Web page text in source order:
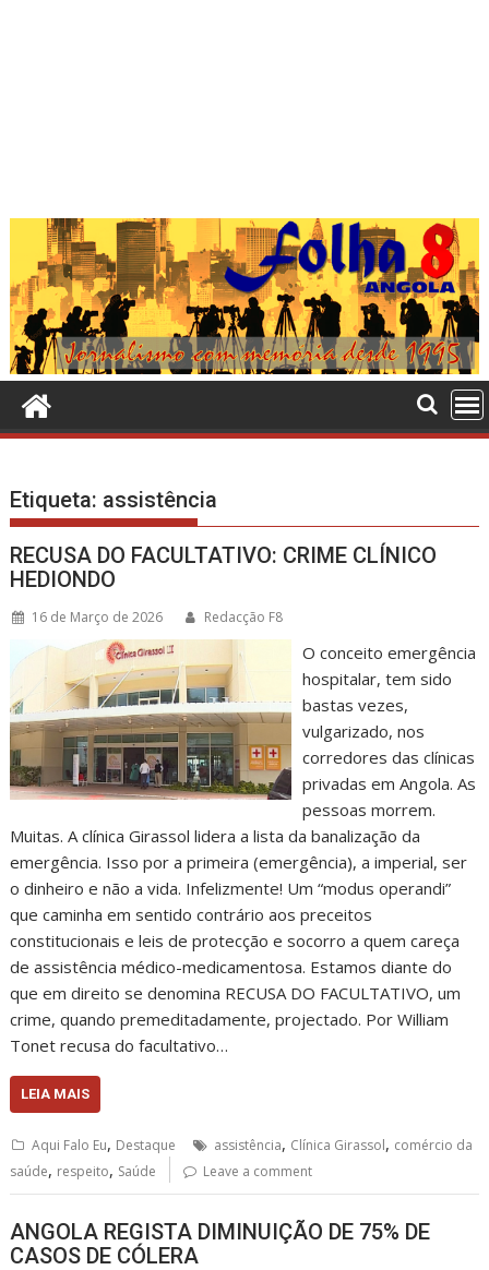
Etiqueta: assistência
RECUSA DO FACULTATIVO: CRIME CLÍNICO
HEDIONDO
16 de Março de 2026 Redacção F8
O conceito emergência
hospitalar, tem sido
bastas vezes,
vulgarizado, nos
corredores das clínicas
privadas em Angola. As
pessoas morrem.
Muitas. A clínica Girassol lidera a lista da banalização da
emergência. Isso por a primeira (emergência), a imperial, ser
o dinheiro e não a vida. Infelizmente! Um “modus operandi”
que caminha em sentido contrário aos preceitos
constitucionais e leis de protecção e socorro a quem careça
de assistência médico-medicamentosa. Estamos diante do
que em direito se denomina RECUSA DO FACULTATIVO, um
crime, quando premeditadamente, projectado. Por William
Tonet recusa do facultativo…
LEIA MAIS
Aqui Falo Eu, Destaque assistência, Clínica Girassol, comércio da
saúde, respeito, Saúde Leave a comment
ANGOLA REGISTA DIMINUIÇÃO DE 75% DE
CASOS DE CÓLERA